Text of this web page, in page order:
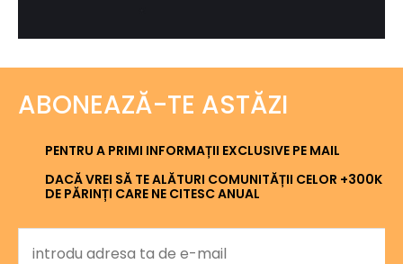
ABONEAZĂ-TE ASTĂZI
PENTRU A PRIMI INFORMAȚII EXCLUSIVE PE MAIL
DACĂ VREI SĂ TE ALĂTURI COMUNITĂȚII CELOR +300K
DE PĂRINȚI CARE NE CITESC ANUAL